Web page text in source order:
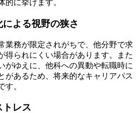
的に挙げます。
よる視野の狭さ
業務が限定されがちで、他分野で求
得られにくい場合があります。また
がゆえに、他科への異動や転職時に
があるため、将来的なキャリアパス
す。
トレス